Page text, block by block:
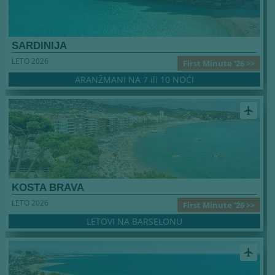
SARDINIJA
First Minute '26 >>
LETO 2026
ARANŽMANI NA 7 ili 10 NOĆI
airplanemode_active
KOSTA BRAVA
First Minute '26 >>
LETO 2026
LETOVI NA BARSELONU
airplanemode_active